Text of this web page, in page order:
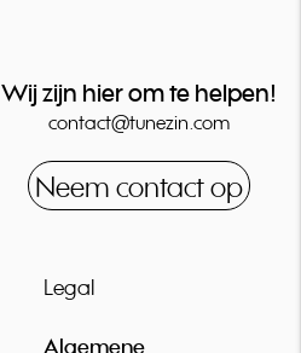
Wij zijn hier om te helpen!
contact@tunezin.com
Neem contact op
Legal
Algemene